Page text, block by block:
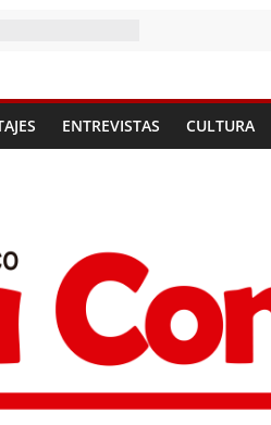
ENTREVISTAS CULTURA